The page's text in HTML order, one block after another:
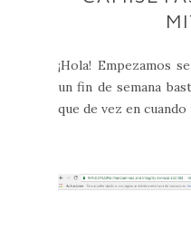
¡Hola! Empezamos
un fin de semana
que de vez en cuando